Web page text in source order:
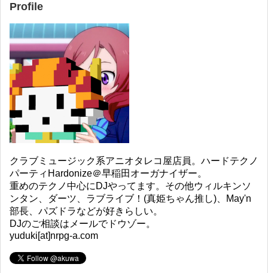
Profile
クラブミュージック系アニオタレコ屋店員。ハードテクノ
パーティHardonize＠早稲田オーガナイザー。
重めのテクノ中心にDJやってます。その他ウィルキンソ
ンタン、ダーツ、ラブライブ！(真姫ちゃん推し)、May'n
部長、パズドラなどが好きらしい。
DJのご相談はメールでドウゾー。
yuduki[at]nrpg-a.com